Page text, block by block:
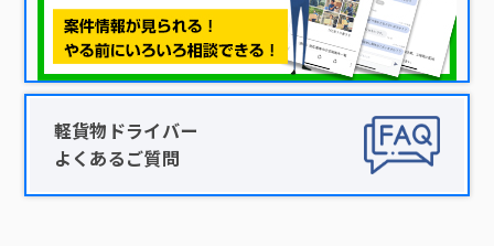
軽貨物ドライバー
よくあるご質問